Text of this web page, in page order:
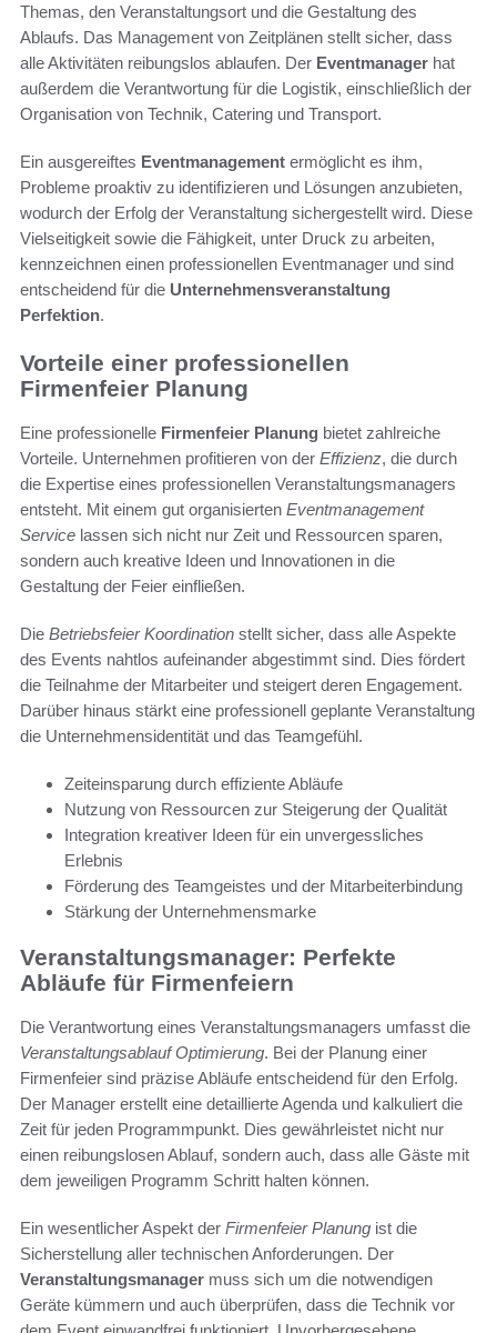
Themas, den Veranstaltungsort und die Gestaltung des
Ablaufs. Das Management von Zeitplänen stellt sicher, dass
alle Aktivitäten reibungslos ablaufen. Der Eventmanager hat
außerdem die Verantwortung für die Logistik, einschließlich der
Organisation von Technik, Catering und Transport.
Ein ausgereiftes Eventmanagement ermöglicht es ihm,
Probleme proaktiv zu identifizieren und Lösungen anzubieten,
wodurch der Erfolg der Veranstaltung sichergestellt wird. Diese
Vielseitigkeit sowie die Fähigkeit, unter Druck zu arbeiten,
kennzeichnen einen professionellen Eventmanager und sind
entscheidend für die Unternehmensveranstaltung
Perfektion.
Vorteile einer professionellen
Firmenfeier Planung
Eine professionelle Firmenfeier Planung bietet zahlreiche
Vorteile. Unternehmen profitieren von der Effizienz, die durch
die Expertise eines professionellen Veranstaltungsmanagers
entsteht. Mit einem gut organisierten Eventmanagement
Service lassen sich nicht nur Zeit und Ressourcen sparen,
sondern auch kreative Ideen und Innovationen in die
Gestaltung der Feier einfließen.
Die Betriebsfeier Koordination stellt sicher, dass alle Aspekte
des Events nahtlos aufeinander abgestimmt sind. Dies fördert
die Teilnahme der Mitarbeiter und steigert deren Engagement.
Darüber hinaus stärkt eine professionell geplante Veranstaltung
die Unternehmensidentität und das Teamgefühl.
Zeiteinsparung durch effiziente Abläufe
Nutzung von Ressourcen zur Steigerung der Qualität
Integration kreativer Ideen für ein unvergessliches
Erlebnis
Förderung des Teamgeistes und der Mitarbeiterbindung
Stärkung der Unternehmensmarke
Veranstaltungsmanager: Perfekte
Abläufe für Firmenfeiern
Die Verantwortung eines Veranstaltungsmanagers umfasst die
Veranstaltungsablauf Optimierung. Bei der Planung einer
Firmenfeier sind präzise Abläufe entscheidend für den Erfolg.
Der Manager erstellt eine detaillierte Agenda und kalkuliert die
Zeit für jeden Programmpunkt. Dies gewährleistet nicht nur
einen reibungslosen Ablauf, sondern auch, dass alle Gäste mit
dem jeweiligen Programm Schritt halten können.
Ein wesentlicher Aspekt der Firmenfeier Planung ist die
Sicherstellung aller technischen Anforderungen. Der
Veranstaltungsmanager muss sich um die notwendigen
Geräte kümmern und auch überprüfen, dass die Technik vor